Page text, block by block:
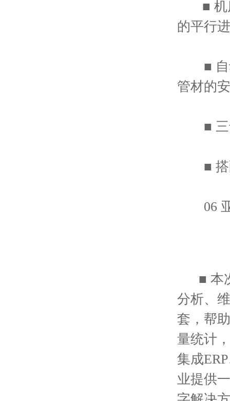
■ 机床
的平行
■ 自动
管材的
■ 三卡
■ 搭配
06 亚
■ 本次
分析、
套，帮
量统计
集成
业提供